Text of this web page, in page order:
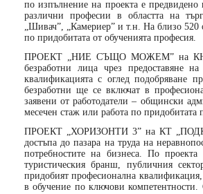
по изпълнение на проекта е
различни професии в областта на
„Шивач”, „Камериер” и т.н. На близо 520
по придобитата от обученията професия.
ПРОЕКТ „НИЕ СЪЩО МОЖЕМ” на КНСБ
безработни лица чрез предоставяне
квалификацията с оглед подобряване
безработни ще се включат в
заявени от работодатели – общински
месечен стаж или работа по
ПРОЕКТ „ХОРИЗОНТИ 3” на КТ
достъпа до пазара на труда на
потребностите на бизнеса. По
туристическия бранш, публичния
придобият професионална
в обучение по ключови